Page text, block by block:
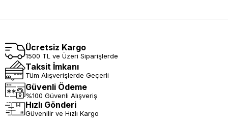
Ücretsiz Kargo
1500 TL ve Üzeri Siparişlerde
Taksit İmkanı
Tüm Alışverişlerde Geçerli
Güvenli Ödeme
%100 Güvenli Alışveriş
Hızlı Gönderi
Güvenilir ve Hızlı Kargo